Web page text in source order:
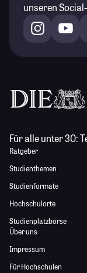
unseren
Für alle unter 30:
Ratgeber
Studienthemen
Studienformate
Hochschulorte
Studienplatzbörse
Über uns
Impressum
Für Hochschulen